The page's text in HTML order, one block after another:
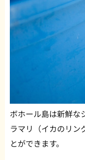
ボホール島は新鮮な
ラマリ（イカのリン
とができます。